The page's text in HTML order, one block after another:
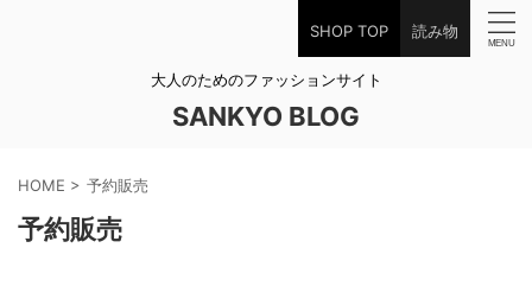
SHOP TOP 読み物
大人のためのファッションサイト
SANKYO BLOG
HOME > 予約販売
予約販売